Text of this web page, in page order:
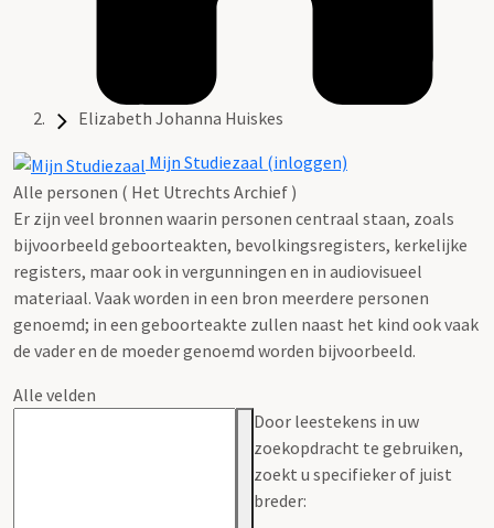
Elizabeth Johanna Huiskes
Mijn Studiezaal (inloggen)
Alle personen ( Het Utrechts Archief )
Er zijn veel bronnen waarin personen centraal staan, zoals
bijvoorbeeld geboorteakten, bevolkingsregisters, kerkelijke
registers, maar ook in vergunningen en in audiovisueel
materiaal. Vaak worden in een bron meerdere personen
genoemd; in een geboorteakte zullen naast het kind ook vaak
de vader en de moeder genoemd worden bijvoorbeeld.
Alle velden
Door leestekens in uw
zoekopdracht te gebruiken,
zoekt u specifieker of juist
breder: